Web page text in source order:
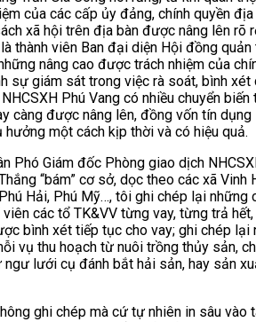
của các cấp ủy đảng, chính quyền
xã hội trên địa bàn được nâng lên rõ
thành viên Ban đại diện Hội đồng quản
nâng cao được trách nhiệm của
sự giám sát trong việc rà soát, bình xét
Phú Vang có nhiều chuyển biến
càng được nâng lên, đồng vốn tín
một cách kịp thời và có hiệu quả.
Phó Giám đốc Phòng giao dịch
“bám” cơ sở, dọc theo các xã Vinh
Hải, Phú Mỹ…, tôi ghi chép lại những
các tổ TK&VV từng vay, từng trả
bình xét tiếp tục cho vay; ghi chép lại
vụ thu hoạch từ nuôi trồng thủy sản,
lưới cụ đánh bắt hải sản, hay sản
ghi chép mà cứ tự nhiên in sâu vào